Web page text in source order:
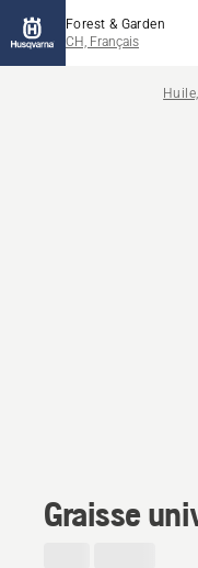
Forest & Garden
CH, Français
Graisse